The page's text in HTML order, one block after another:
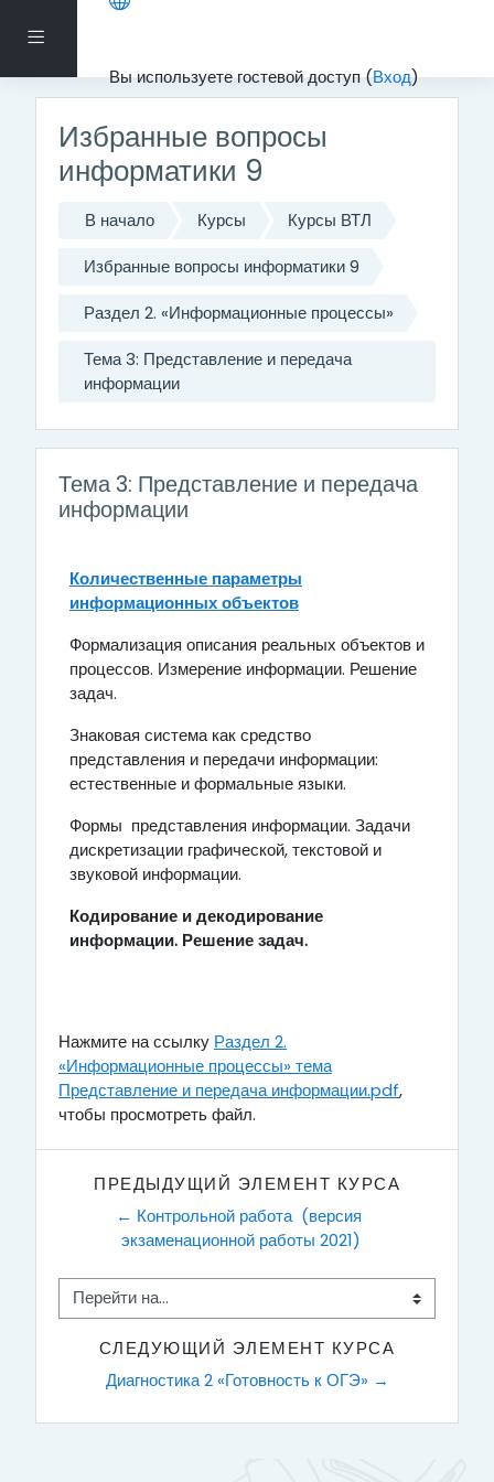
Боковая панель
Вы используете гостевой доступ (Вход)
Перейти к основному содержанию
Избранные вопросы
информатики 9
В начало Курсы
Курсы ВТЛ
Избранные вопросы информатики 9
Раздел 2. «Информационные процессы»
Тема 3: Представление и передача
информации
Тема 3: Представление и передача
информации
Количественные параметры
информационных объектов
Формализация описания реальных объектов и
процессов. Измерение информации. Решение
задач.
Знаковая система как средство
представления и передачи информации:
естественные и формальные языки.
Формы представления информации. Задачи
дискретизации графической, текстовой и
звуковой информации.
Кодирование и декодирование
информации. Решение задач.
Нажмите на ссылку Раздел 2.
«Информационные процессы» тема
Представление и передача информации.pdf,
чтобы просмотреть файл.
ПРЕДЫДУЩИЙ ЭЛЕМЕНТ КУРСА
← Контрольной работа  (версия
экзаменационной работы 2021)
Перейти на...
СЛЕДУЮЩИЙ ЭЛЕМЕНТ КУРСА
Диагностика 2 «Готовность к ОГЭ» →